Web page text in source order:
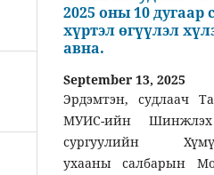
2025 оны 10 дугаар
хүртэл өгүүлэл
авна.
September 13, 2025
Эрдэмтэн, судлаач
МУИС-ийн
сургуулийн
ухааны салбарын